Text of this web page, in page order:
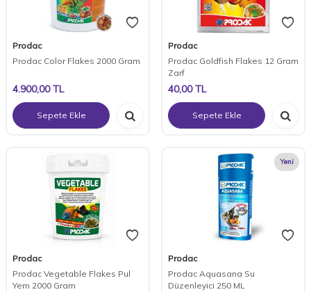
Prodac
Prodac Color Flakes 2000 Gram
4.900,00TL
Sepete Ekle
Prodac
Prodac Goldfish Flakes 12 Gram
Zarf
40,00TL
Sepete Ekle
Prodac
Prodac Vegetable Flakes Pul
Yem 2000 Gram
Yeni
Prodac
Prodac Aquasana Su
Düzenleyici 250 ML